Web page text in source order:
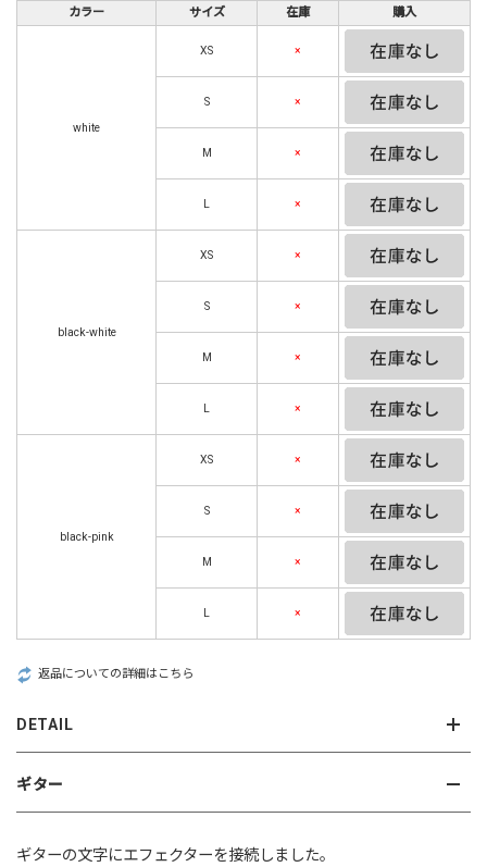
カラー サイズ 在庫 購入
white
XS ×
S ×
M ×
L ×
black-white
XS ×
S ×
M ×
L ×
black-pink
XS ×
S ×
M ×
L ×
返品についての詳細はこちら
DETAIL
ギター
ギターの文字にエフェクターを接続しました。